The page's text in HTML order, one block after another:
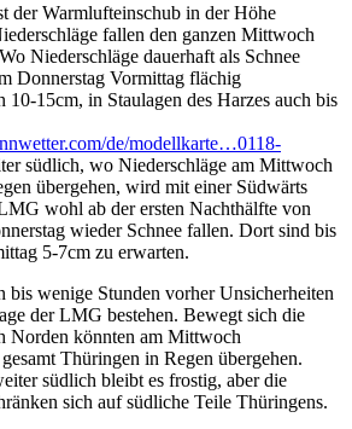
der Warmlufteinschub in der Höhe
fallen den ganzen Mittwoch
Niederschläge dauerhaft als Schnee
Donnerstag Vormittag flächig
10-15cm, in Staulagen des Harzes auch bis
de/modellkarte…0118-
südlich, wo Niederschläge am Mittwoch
übergehen, wird mit einer Südwärts
wohl ab der ersten Nachthälfte von
wieder Schnee fallen. Dort sind bis
5-7cm zu erwarten.
bis wenige Stunden vorher Unsicherheiten
der LMG bestehen. Bewegt sich die
Norden könnten am Mittwoch
Thüringen in Regen übergehen.
südlich bleibt es frostig, aber die
sich auf südliche Teile Thüringens.